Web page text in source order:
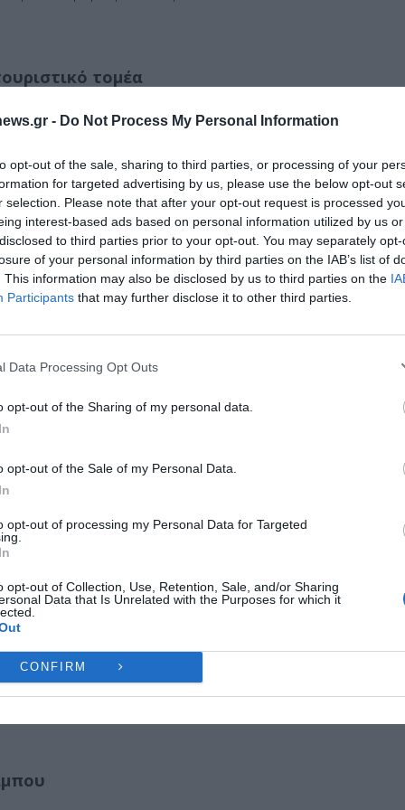
- Do Not Process My Personal Information
opt-out of the sale, sharing to third parties, or processing of your
for targeted advertising by us, please use the below opt-out
selection. Please note that after your opt-out request is processed
interest-based ads based on personal information utilized by us
to third parties prior to your opt-out. You may separately
of your personal information by third parties on the IAB’s list of
This information may also be disclosed by us to third parties on the
Participants that may further disclose it to other third parties.
Data Processing Opt Outs
opt-out of the Sharing of my personal data.
opt-out of the Sale of my Personal Data.
opt-out of processing my Personal Data for Targeted
opt-out of Collection, Use, Retention, Sale, and/or Sharing
Data that Is Unrelated with the Purposes for which it
CONFIRM
Διαχείριση Συγκατάθεσης
την καλύτερη εμπειρία, χρησιμοποιούμε τεχνολογίες όπως cookies για
θα μας επιτρέψει να επεξεργαστούμε δεδομένα προσωπικού
ή η ανάκληση της συγκατάθεσης, μπορεί να επηρεάσει
λειτουργίες και δυνατότητες.
ΔΕΝ ΑΠΟΔΈΧΟΜΑΙ ΠΡΟΒΟΛΉ
τομέα
και τουριστική κατανάλωση συμπίπτουν
τους θερινούς μήνες. Παρ’ όλα αυτά, «δεν πρέπει
ή τις επαγγελματικές ομάδες», καθώς
σε κάθε κλάδο.
δεν εντοπίζονται στις ατομικές
στα οποία «ήδη γίνονται βελτιώσεις»,
με σημαντικές απώλειες».
περιοχών, έκανε έκκληση για συνειδητή
ζωής. «Δεν χρειάζεται να μειώσουμε τον
ανοιχτή άσκοπα», είπε χαρακτηριστικά.
Σεπτέμβριο
η κυβέρνηση θα παρουσιάσει πλήρως ένα
τις παραμέτρους και διαπιστώσεις που έχουν
Κάποιοι θα πρέπει να πληρώνουν όταν
μεταξύ βιώσιμης κατανάλωσης και